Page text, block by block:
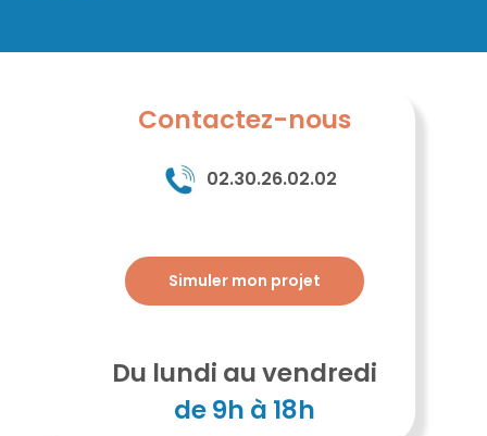
Contactez-nous
02.30.26.02.02
Simuler mon projet
Du lundi au vendredi
de 9h à 18h